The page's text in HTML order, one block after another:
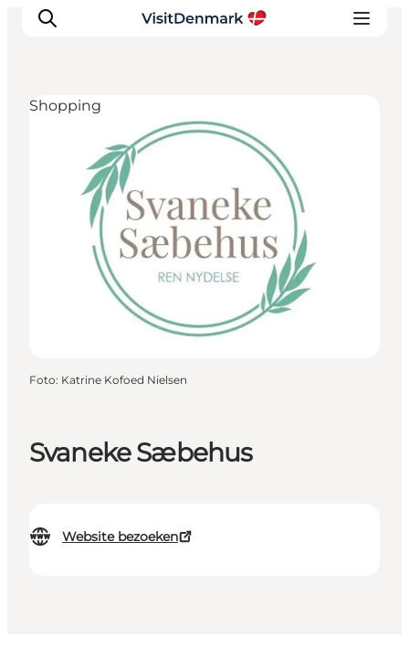
Inspiratie
Bestemmingen
Wat te doen
Accommodaties
Plan je reis
Svaneke Sæbehus
Website bezoeken
Shopping
Foto: Katrine Kofoed Nielsen